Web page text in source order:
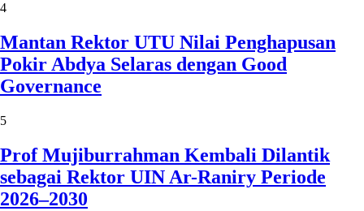
4
Mantan Rektor UTU Nilai Penghapusan
Pokir Abdya Selaras dengan Good
Governance
5
Prof Mujiburrahman Kembali Dilantik
sebagai Rektor UIN Ar-Raniry Periode
2026–2030